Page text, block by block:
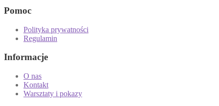
Pomoc
Polityka prywatności
Regulamin
Informacje
O nas
Kontakt
Warsztaty i pokazy